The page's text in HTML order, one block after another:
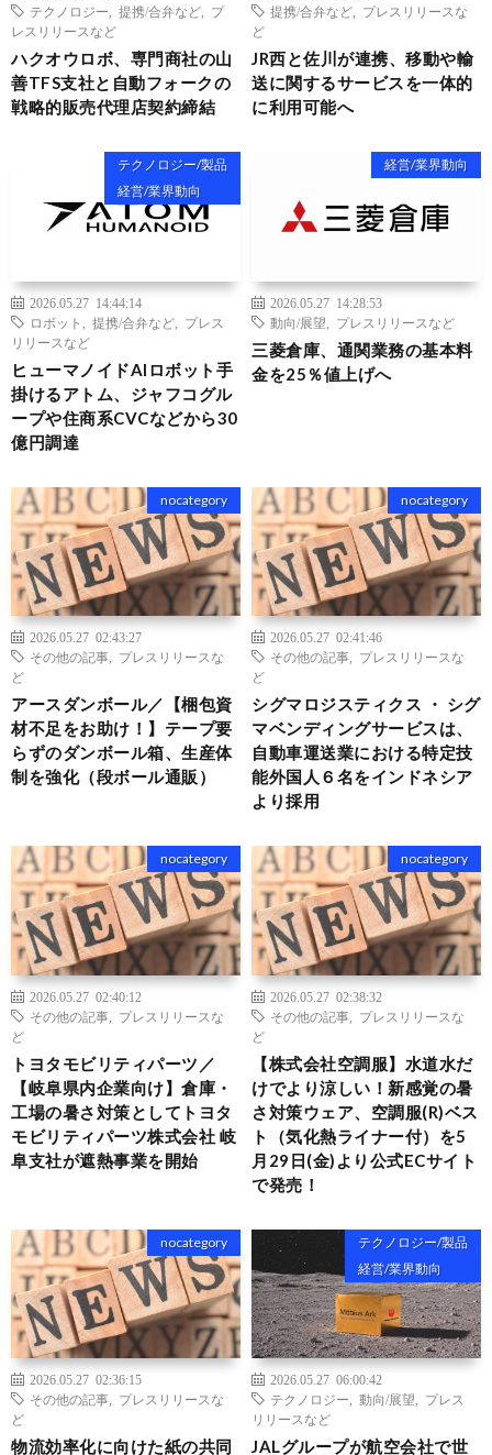
テクノロジー
提携/合弁など
プ
レスリリースなど
ハクオウロボ、専門商社の山
善TFS支社と自動フォークの
戦略的販売代理店契約締結
提携/合弁など
プレスリリースな
ど
JR西と佐川が連携、移動や輸
送に関するサービスを一体的
に利用可能へ
テクノロジー/製品
経営/業界動向
2026.05.27 14:44:14
ロボット
提携/合弁など
プレス
リリースなど
ヒューマノイドAIロボット手
掛けるアトム、ジャフコグル
ープや住商系CVCなどから30
億円調達
経営/業界動向
2026.05.27 14:28:53
動向/展望
プレスリリースなど
三菱倉庫、通関業務の基本料
金を25％値上げへ
nocategory
2026.05.27 02:43:27
その他の記事
プレスリリースな
ど
アースダンボール／【梱包資
材不足をお助け！】テープ要
らずのダンボール箱、生産体
制を強化（段ボール通販）
nocategory
2026.05.27 02:41:46
その他の記事
プレスリリースな
ど
シグマロジスティクス ・ シグ
マベンディングサービスは、
自動車運送業における特定技
能外国人６名をインドネシア
より採用
nocategory
2026.05.27 02:40:12
その他の記事
プレスリリースな
ど
トヨタモビリティパーツ／
【岐阜県内企業向け】倉庫・
工場の暑さ対策としてトヨタ
モビリティパーツ株式会社 岐
阜支社が遮熱事業を開始
nocategory
2026.05.27 02:38:32
その他の記事
プレスリリースな
ど
【株式会社空調服】水道水だ
けでより涼しい！新感覚の暑
さ対策ウェア、空調服(R)ベス
ト（気化熱ライナー付）を5
月29日(金)より公式ECサイト
で発売！
nocategory
2026.05.27 02:36:15
その他の記事
プレスリリースな
ど
物流効率化に向けた紙の共同
テクノロジー/製品
経営/業界動向
2026.05.27 06:00:42
テクノロジー
動向/展望
プレス
リリースなど
JALグループが航空会社で世